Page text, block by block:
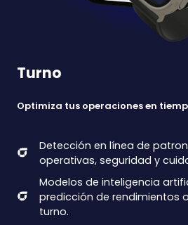
Turno
Optimiza tus operaciones en
Detección en línea de
operativas, seguridad y
Modelos de inteligencia
predicción de rendimientos
turno.